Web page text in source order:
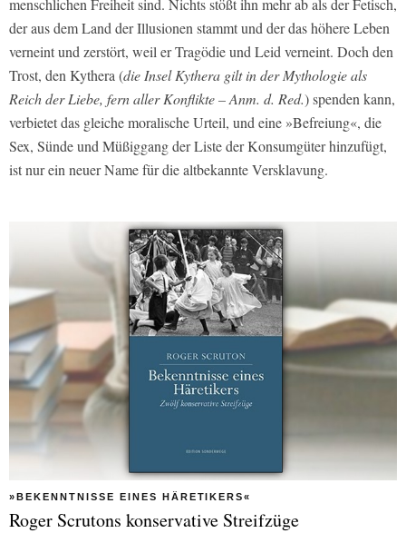
der aus dem Land der Illusionen stammt und der das höhere Leben
verneint und zerstört, weil er Tragödie und Leid verneint. Doch den
Trost, den Kythera (die Insel Kythera gilt in der Mythologie als
Reich der Liebe, fern aller Konflikte – Anm. d. Red.) spenden kann,
verbietet das gleiche moralische Urteil, und eine »Befreiung«, die
Sex, Sünde und Müßiggang der Liste der Konsumgüter hinzufügt,
ist nur ein neuer Name für die altbekannte Versklavung.
»BEKENNTNISSE EINES HÄRETIKERS«
Roger Scrutons konservative Streifzüge